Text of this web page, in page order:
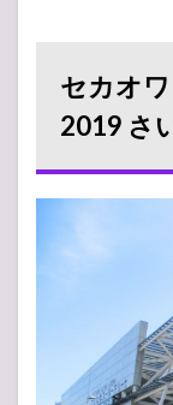
ブ・
コン
サー
ト
たま
セッ
トリ
スト
セカオ
2019 さ